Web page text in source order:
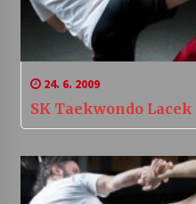
24. 6. 2009